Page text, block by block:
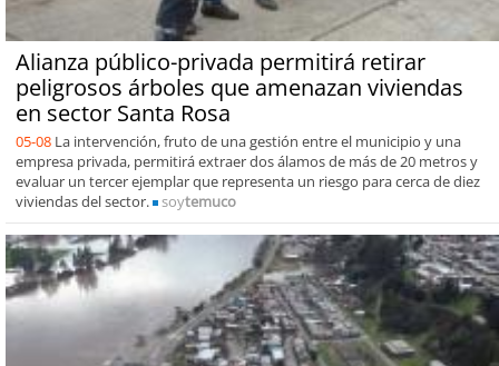
Alianza público-privada permitirá retirar
peligrosos árboles que amenazan viviendas
en sector Santa Rosa
05-08 La intervención, fruto de una gestión entre el municipio y una
empresa privada, permitirá extraer dos álamos de más de 20 metros y
evaluar un tercer ejemplar que representa un riesgo para cerca de diez
viviendas del sector.
soytemuco